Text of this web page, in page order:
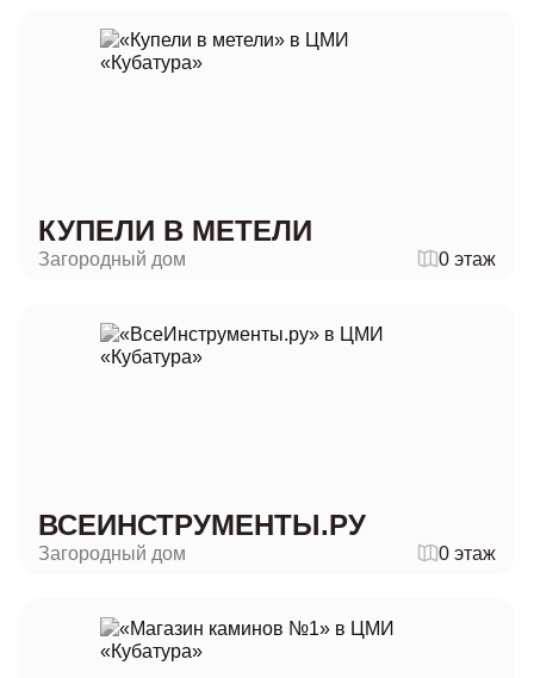
КУПЕЛИ В МЕТЕЛИ
Загородный дом 0 этаж
ВСЕИНСТРУМЕНТЫ.РУ
Загородный дом 0 этаж